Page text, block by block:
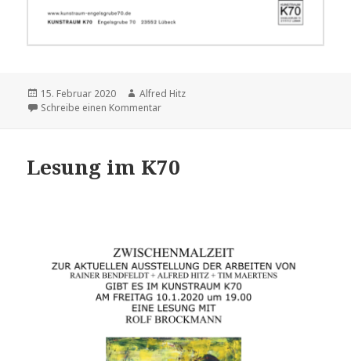
Veröffentlicht
am
15. Februar 2020 Autor
Alfred Hitz
Schreibe einen Kommentar
Lesung im K70